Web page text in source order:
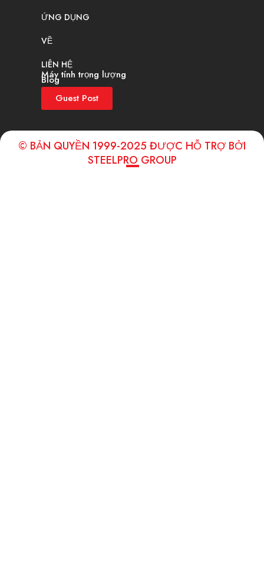
ỨNG DỤNG
VỀ
LIÊN HỆ
Máy tính trọng lượng
Blog
Guest Post
© BẢN QUYỀN 1999-2025 ĐƯỢC HỖ TRỢ BỞI
STEELPRO GROUP